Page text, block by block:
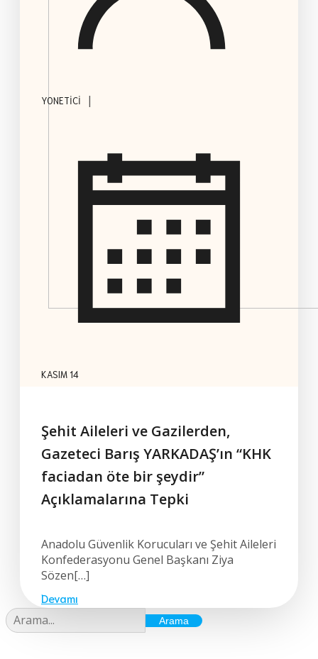
YONETICI |
KASIM 14
Şehit Aileleri ve Gazilerden,
Gazeteci Barış YARKADAŞ’ın “KHK
faciadan öte bir şeydir”
Açıklamalarına Tepki
Anadolu Güvenlik Korucuları ve Şehit Aileleri
Konfederasyonu Genel Başkanı Ziya
Sözen[…]
Devamı
Arama